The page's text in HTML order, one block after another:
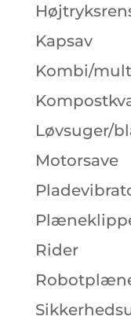
Kapsav
Kombi/
Løvsuger/
Motorsave
Rider